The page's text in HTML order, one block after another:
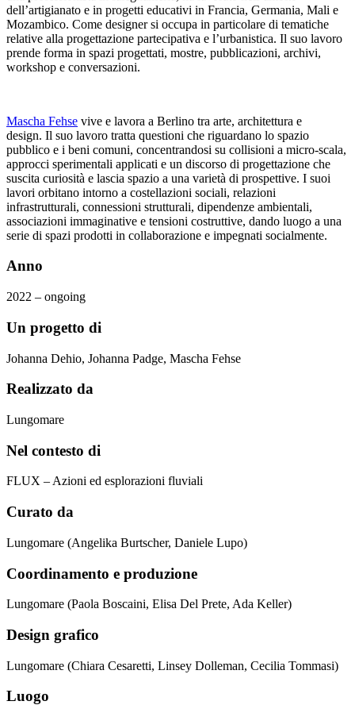
dell’artigianato e in progetti educativi in ​​Francia, Germania, Mali e
Mozambico. Come designer si occupa in particolare di tematiche
relative alla progettazione partecipativa e l’urbanistica. Il suo lavoro
prende forma in spazi progettati, mostre, pubblicazioni, archivi,
workshop e conversazioni.
Mascha Fehse vive e lavora a Berlino tra arte, architettura e
design. Il suo lavoro tratta questioni che riguardano lo spazio
pubblico e i beni comuni, concentrandosi su collisioni a micro-scala,
approcci sperimentali applicati e un discorso di progettazione che
suscita curiosità e lascia spazio a una varietà di prospettive. I suoi
lavori orbitano intorno a costellazioni sociali, relazioni
infrastrutturali, connessioni strutturali, dipendenze ambientali,
associazioni immaginative e tensioni costruttive, dando luogo a una
serie di spazi prodotti in collaborazione e impegnati socialmente.
Anno
2022 – ongoing
Un progetto di
Johanna Dehio, Johanna Padge, Mascha Fehse
Realizzato da
Lungomare
Nel contesto di
FLUX – Azioni ed esplorazioni fluviali
Curato da
Lungomare (Angelika Burtscher, Daniele Lupo)
Coordinamento e produzione
Lungomare (Paola Boscaini, Elisa Del Prete, Ada Keller)
Design grafico
Lungomare (Chiara Cesaretti, Linsey Dolleman, Cecilia Tommasi)
Luogo